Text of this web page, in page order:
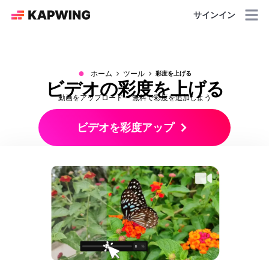
サインイン
● ホーム ツール 彩度を上げる
ビデオの彩度を上げる
動画をアップロード — 無料で彩度を追加しよう
ビデオを彩度アップ